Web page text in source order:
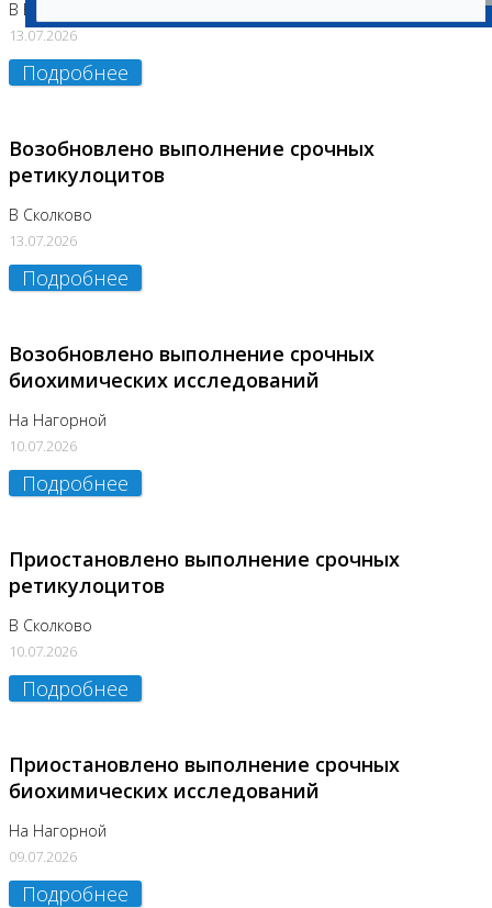
В Бутово
13.07.2026
Подробнее
Возобновлено выполнение срочных
ретикулоцитов
В Сколково
13.07.2026
Подробнее
Возобновлено выполнение срочных
биохимических исследований
На Нагорной
10.07.2026
Подробнее
Приостановлено выполнение срочных
ретикулоцитов
В Сколково
10.07.2026
Подробнее
Приостановлено выполнение срочных
биохимических исследований
На Нагорной
09.07.2026
Подробнее